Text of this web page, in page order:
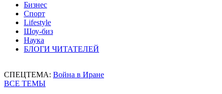
Бизнес
Спорт
Lifestyle
Шоу-биз
Наука
БЛОГИ ЧИТАТЕЛЕЙ
СПЕЦТЕМА: Война в Иране
ВСЕ ТЕМЫ